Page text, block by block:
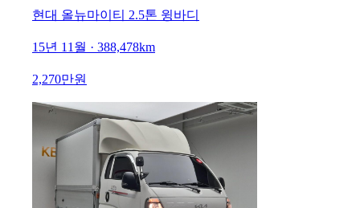
현대 올뉴마이티 2.5톤 윙바디
15년 11월 · 388,478km
2,270만원